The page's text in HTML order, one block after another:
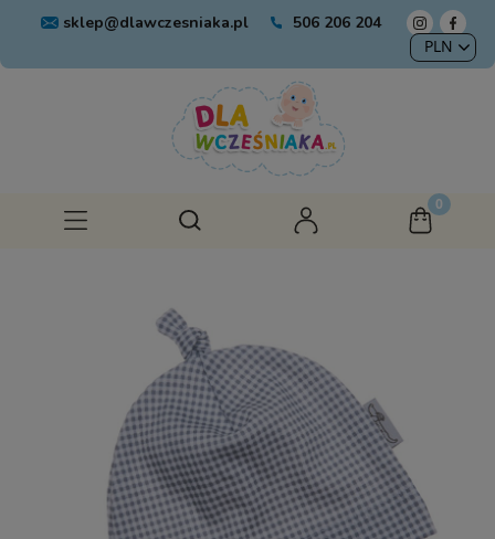
sklep@dlawczesniaka.pl 506 206 204